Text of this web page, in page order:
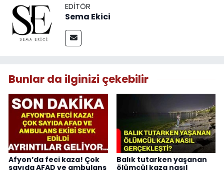
EDITÖR
Sema Ekici
Bunlar da ilginizi çekebilir
Afyon’da feci kaza! Çok
sayıda AFAD ve ambulans
Balık tutarken yaşanan
ölümcül kaza nasıl